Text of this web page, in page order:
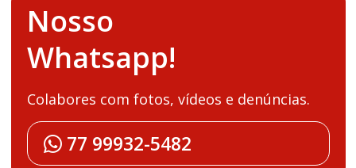
Nosso
Whatsapp!
Colabores com fotos, vídeos e denúncias.
77 99932-5482